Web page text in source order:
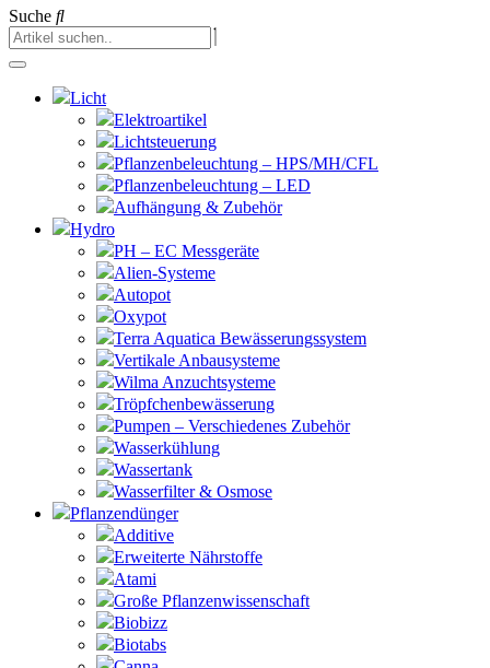
Suche
Licht
Elektroartikel
Lichtsteuerung
Pflanzenbeleuchtung – HPS/MH/CFL
Pflanzenbeleuchtung – LED
Aufhängung & Zubehör
Hydro
PH – EC Messgeräte
Alien-Systeme
Autopot
Oxypot
Terra Aquatica Bewässerungssystem
Vertikale Anbausysteme
Wilma Anzuchtsysteme
Tröpfchenbewässerung
Pumpen – Verschiedenes Zubehör
Wasserkühlung
Wassertank
Wasserfilter & Osmose
Pflanzendünger
Additive
Erweiterte Nährstoffe
Atami
Große Pflanzenwissenschaft
Biobizz
Biotabs